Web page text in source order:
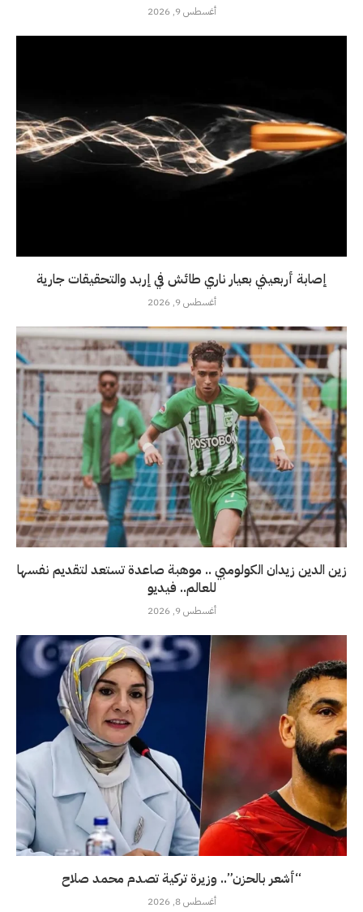
أغسطس 9, 2026
إصابة أربعيني بعيار ناري طائش في إربد والتحقيقات جارية
أغسطس 9, 2026
زين الدين زيدان الكولومبي .. موهبة صاعدة تستعد لتقديم نفسها
للعالم.. فيديو
أغسطس 9, 2026
“أشعر بالحزن”.. وزيرة تركية تصدم محمد صلاح
أغسطس 8, 2026